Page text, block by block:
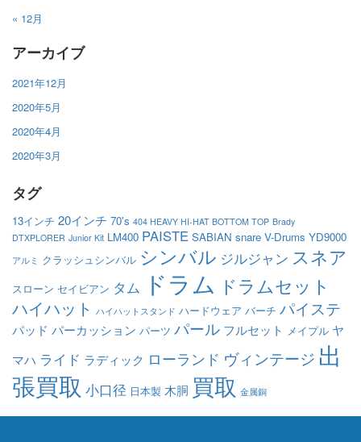
« 12月
アーカイブ
2021年12月
2020年5月
2020年4月
2020年3月
タグ
13インチ 20インチ 70's 404 HEAVY HI-HAT BOTTOM TOP Brady
DTXPLORER Junior Kit LM400 PAISTE SABIAN snare V-Drums YD9000
アルミ クラッシュシンバル シンバル ジルジャン スネア
スローン セイビアン タム ドラム ドラムセット
ハイハット ハイハットスタンド ハードウェア バーチ パイステ
パッド パーカッション パーツ パール フルセット メイプル ヤ
マハ ライド ラディック ローランド ヴィンテージ 出
張買取 小口径 日本製 木胴 買取 金属銅